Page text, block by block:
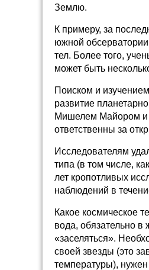
Землю.
К примеру, за
южной
тел. Более того,
может быть
Поиском и
развитие
Мишелем Майором и
ответственны за
Исследователям
типа (в том числе,
лет кропотливых
наблюдений в
Какое космическое
вода, обязательно
«заселяться».
своей звезды (это
температуры),